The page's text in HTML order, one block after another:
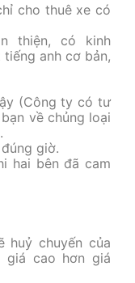
cho thuê xe có
thiện, có kinh
anh cơ bản,
(Công ty có tư
về chủng loại
giờ.
hai bên đã cam
huỷ chuyến của
giá cao hơn giá